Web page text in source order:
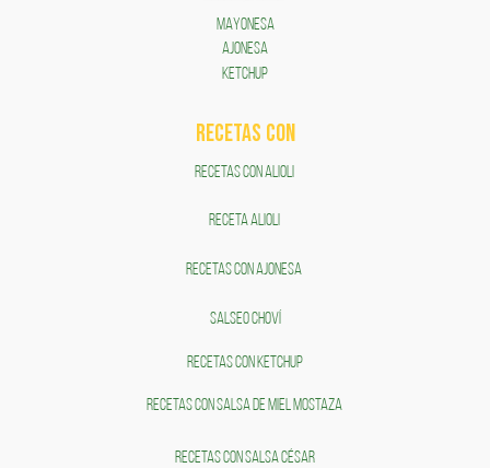
MAYONESA
AJONESA
KETCHUP
RECETAS COn
RECETAS CON ALIOLI
RECETA ALIOLI
RECETAS CON AJONESA
SALSEO CHOVÍ
RECETAS CON KETCHUP
RECETAS CON SALSA DE MIEL MOSTAZA
RECETAS CON SALSA CÉSAR